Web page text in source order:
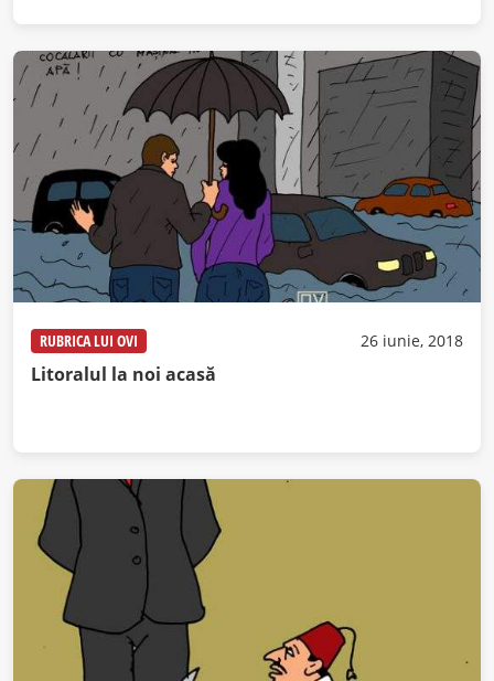
RUBRICA LUI OVI 26 iunie, 2018
Litoralul la noi acasă